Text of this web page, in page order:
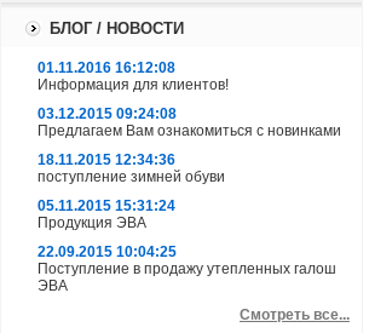
БЛОГ / НОВОСТИ
01.11.2016 16:12:08
Информация для клиентов!
03.12.2015 09:24:08
Предлагаем Вам ознакомиться с новинками
18.11.2015 12:34:36
поступление зимней обуви
05.11.2015 15:31:24
Продукция ЭВА
22.09.2015 10:04:25
Поступление в продажу утепленных галош
ЭВА
Смотреть все...